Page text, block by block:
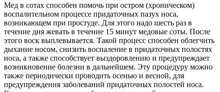
Мед в сотах способен помочь при остром (хроническом)
воспалительном процессе придаточных пазух носа,
возникающем при простуде. Для этого надо шесть раз в
течение дня жевать в течение 15 минут медовые соты. После
этого воск выплевывается. Такой процесс способен облегчить
дыхание носом, снизить воспаление в придаточных полостях
носа, а также способствует выздоровлению и предупреждает
возникновение болезни в дальнейшем. Эту процедуру можно
также периодически проводить осенью и весной, для
предупреждения заболеваний придаточных полостей носа.